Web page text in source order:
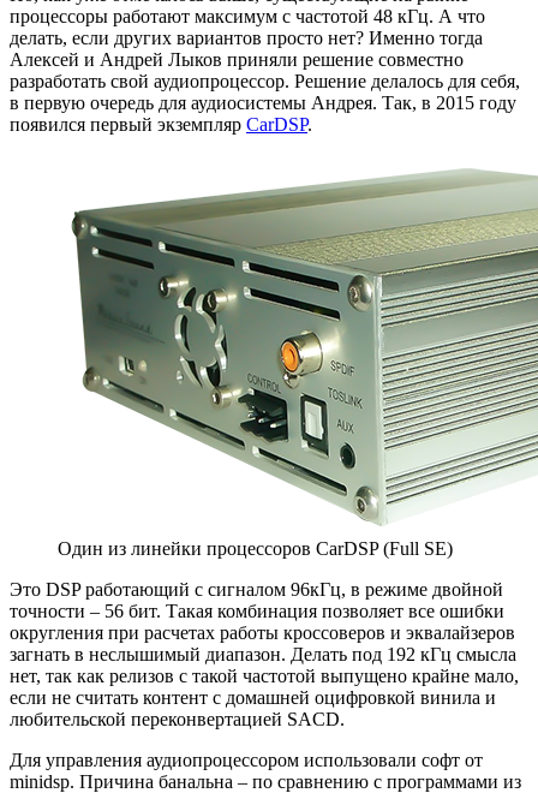
процессоры работают максимум с частотой 48 кГц. А что
делать, если других вариантов просто нет? Именно тогда
Алексей и Андрей Лыков приняли решение совместно
разработать свой аудиопроцессор. Решение делалось для себя,
в первую очередь для аудиосистемы Андрея. Так, в 2015 году
появился первый экземпляр CarDSP.
Один из линейки процессоров CarDSP (Full SE)
Это DSP работающий с сигналом 96кГц, в режиме двойной
точности – 56 бит. Такая комбинация позволяет все ошибки
округления при расчетах работы кроссоверов и эквалайзеров
загнать в неслышимый диапазон. Делать под 192 кГц смысла
нет, так как релизов с такой частотой выпущено крайне мало,
если не считать контент с домашней оцифровкой винила и
любительской переконвертацией SACD.
Для управления аудиопроцессором использовали софт от
minidsp. Причина банальна – по сравнению с программами из